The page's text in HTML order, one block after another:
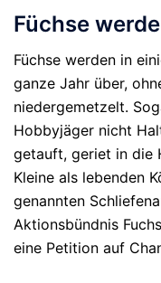
Füchse
Füchse werden in
ganze Jahr über,
niedergemetzelt.
Hobbyjäger nicht
getauft, geriet in die
Kleine als lebenden
genannten
Aktionsbündnis
eine Petition auf